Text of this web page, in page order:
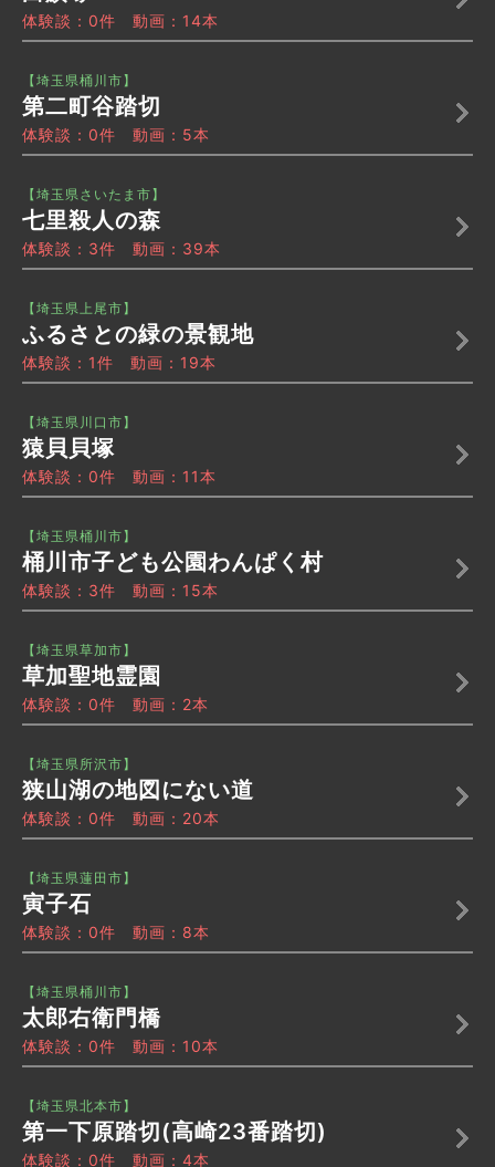
体験談：0件 動画：14本
【埼玉県桶川市】
第二町谷踏切
体験談：0件 動画：5本
【埼玉県さいたま市】
七里殺人の森
体験談：3件 動画：39本
【埼玉県上尾市】
ふるさとの緑の景観地
体験談：1件 動画：19本
【埼玉県川口市】
猿貝貝塚
体験談：0件 動画：11本
【埼玉県桶川市】
桶川市子ども公園わんぱく村
体験談：3件 動画：15本
【埼玉県草加市】
草加聖地霊園
体験談：0件 動画：2本
【埼玉県所沢市】
狭山湖の地図にない道
体験談：0件 動画：20本
【埼玉県蓮田市】
寅子石
体験談：0件 動画：8本
【埼玉県桶川市】
太郎右衛門橋
体験談：0件 動画：10本
【埼玉県北本市】
第一下原踏切(高崎23番踏切)
体験談：0件 動画：4本